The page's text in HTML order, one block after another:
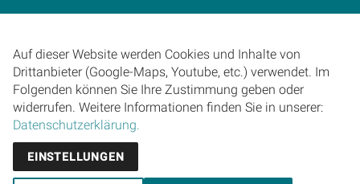
Umsetzung.
Wie haben wir die Aufgabe gelöst?
Das Keymotiv der Kommunikation wurde ein
Sprinter. Er symbolisiert Geschwindigkeit. Seine
Agilität wird durch sportliche Bildelemente (Start,
EINSTELLUNGEN